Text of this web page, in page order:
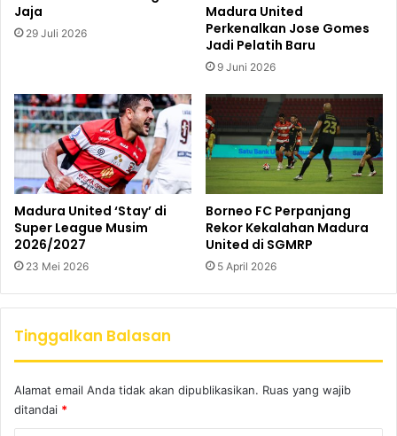
Jaja
29 Juli 2026
Madura United
Perkenalkan Jose Gomes
Jadi Pelatih Baru
9 Juni 2026
Madura United ‘Stay’ di
Super League Musim
2026/2027
23 Mei 2026
Borneo FC Perpanjang
Rekor Kekalahan Madura
United di SGMRP
5 April 2026
Tinggalkan Balasan
Alamat email Anda tidak akan dipublikasikan. Ruas yang wajib
ditandai *